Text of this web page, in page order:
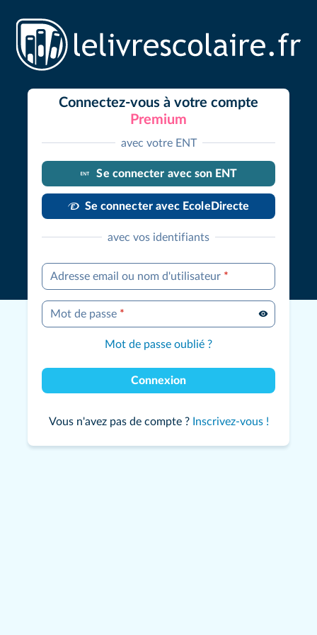
Connectez-vous à votre compte
Premium
avec votre ENT
Se connecter avec son ENT
Se connecter avec EcoleDirecte
avec vos identifiants
Adresse email ou nom d'utilisateur *
Mot de passe *
Mot de passe oublié ?
Connexion
Vous n'avez pas de compte ? Inscrivez-vous !